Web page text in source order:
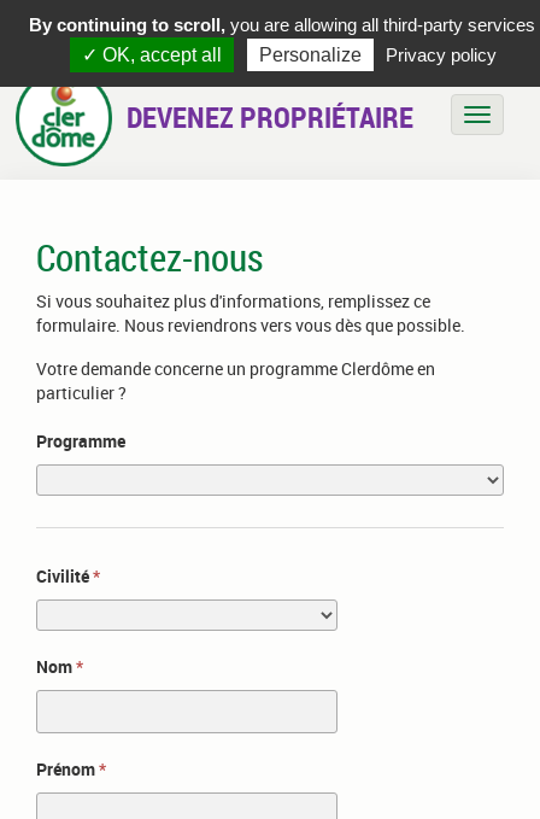
DEVENEZ PROPRIÉTAIRE
Contactez-nous
Si vous souhaitez plus d'informations, remplissez ce
formulaire. Nous reviendrons vers vous dès que possible.
Votre demande concerne un programme Clerdôme en
particulier ?
Programme
Civilité
Nom
Prénom
By continuing to scroll, you are allowing all third-party services
✓ OK, accept all
Personalize Privacy policy